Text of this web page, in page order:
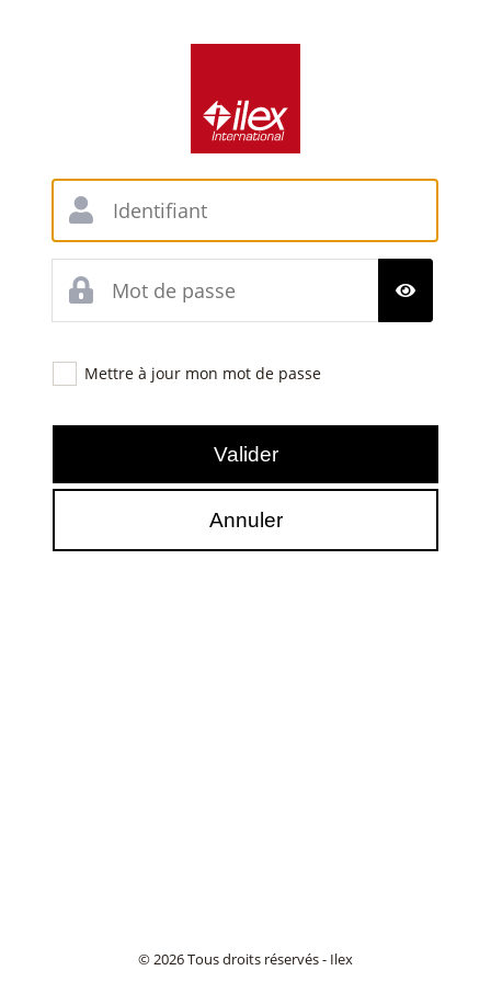
Mettre à jour mon mot de passe
© 2026 Tous droits réservés - Ilex